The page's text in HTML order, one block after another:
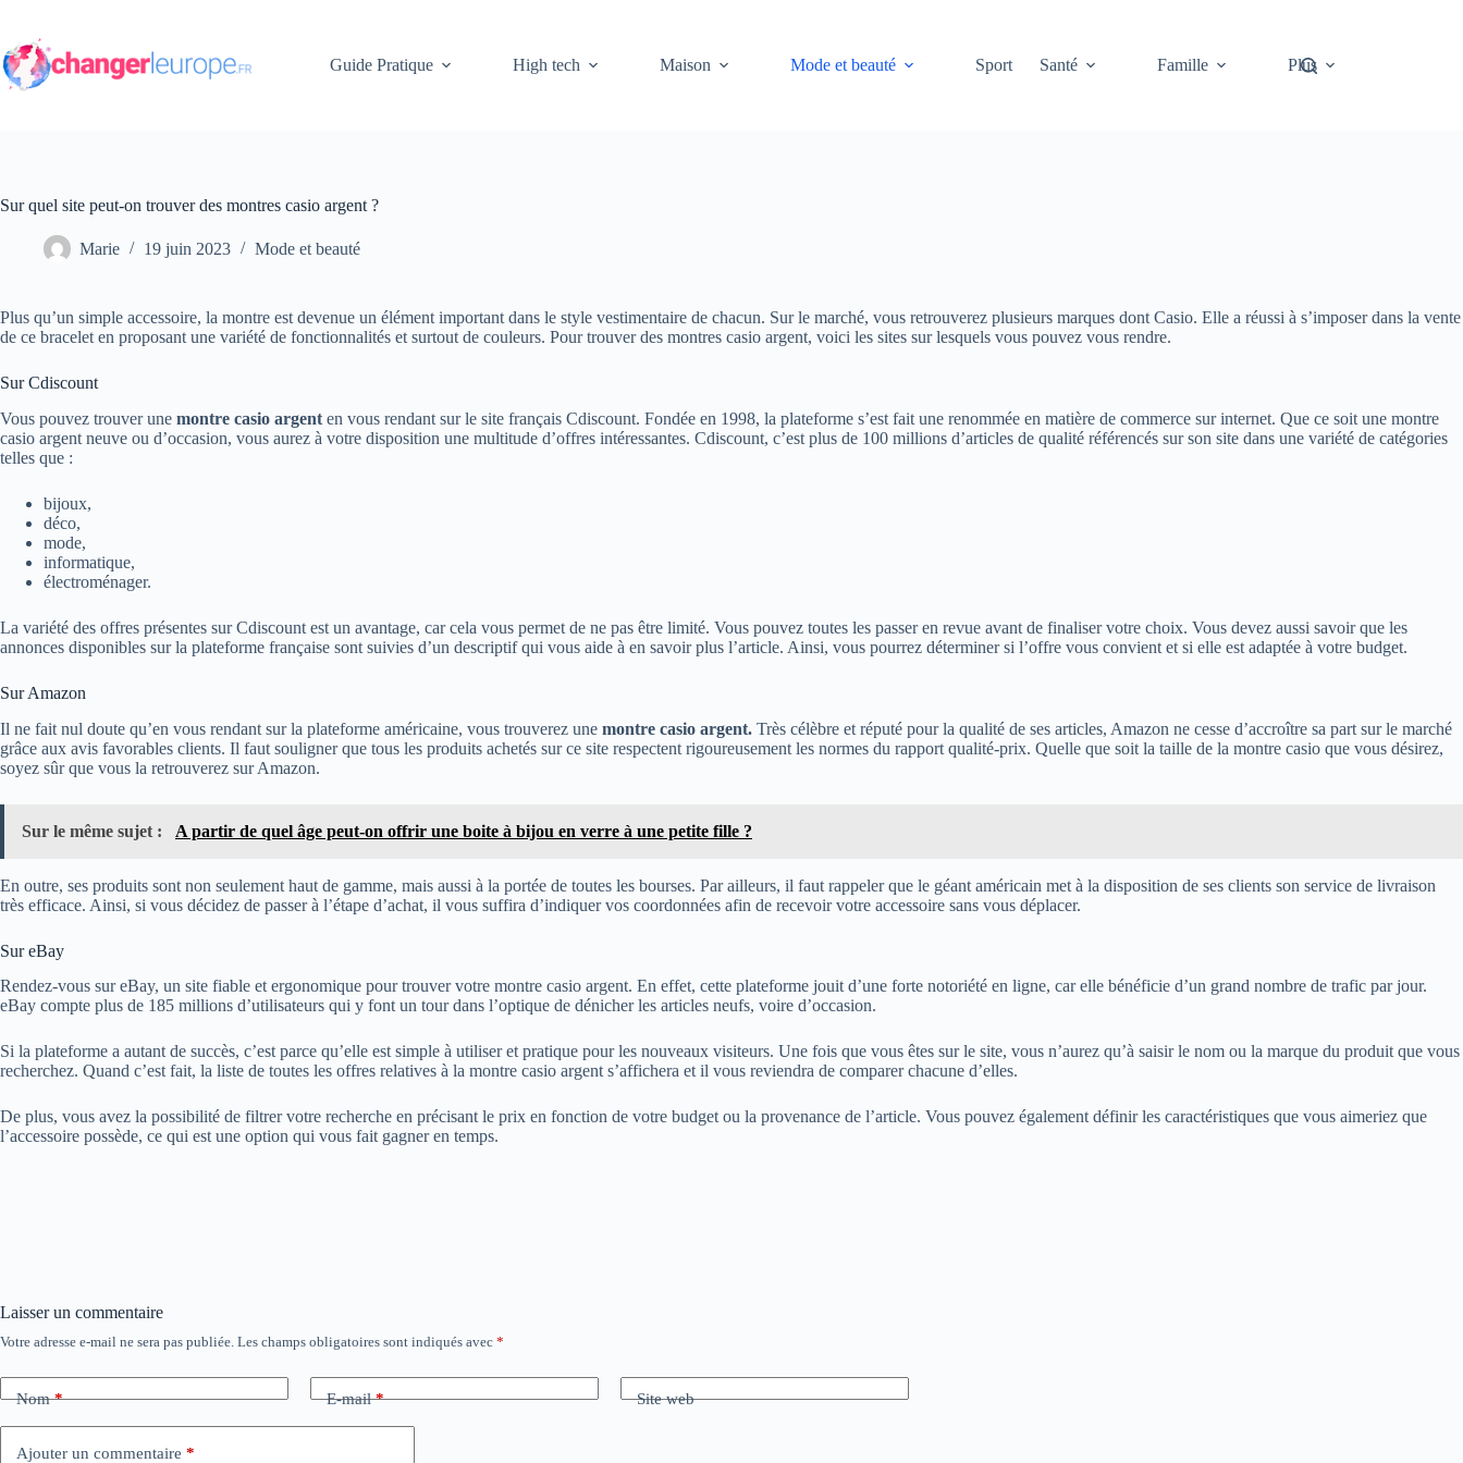
contenu
Guide Pratique
High tech Maison Mode et beauté Sport Santé Famille Plus
Sur quel site peut-on trouver des montres casio argent ?
Marie 19 juin 2023 Mode et beauté
Plus qu’un simple accessoire, la montre est devenue un élément important dans le style vestimentaire de chacun. Sur le marché, vous retrouverez plusieurs marques dont Casio. Elle a réussi à s’imposer dans la vente
de ce bracelet en proposant une variété de fonctionnalités et surtout de couleurs. Pour trouver des montres casio argent, voici les sites sur lesquels vous pouvez vous rendre.
Sur Cdiscount
Vous pouvez trouver une montre casio argent en vous rendant sur le site français Cdiscount. Fondée en 1998, la plateforme s’est fait une renommée en matière de commerce sur internet. Que ce soit une montre
casio argent neuve ou d’occasion, vous aurez à votre disposition une multitude d’offres intéressantes. Cdiscount, c’est plus de 100 millions d’articles de qualité référencés sur son site dans une variété de catégories
telles que :
bijoux,
déco,
mode,
informatique,
électroménager.
La variété des offres présentes sur Cdiscount est un avantage, car cela vous permet de ne pas être limité. Vous pouvez toutes les passer en revue avant de finaliser votre choix. Vous devez aussi savoir que les
annonces disponibles sur la plateforme française sont suivies d’un descriptif qui vous aide à en savoir plus l’article. Ainsi, vous pourrez déterminer si l’offre vous convient et si elle est adaptée à votre budget.
Sur Amazon
Il ne fait nul doute qu’en vous rendant sur la plateforme américaine, vous trouverez une montre casio argent. Très célèbre et réputé pour la qualité de ses articles, Amazon ne cesse d’accroître sa part sur le marché
grâce aux avis favorables clients. Il faut souligner que tous les produits achetés sur ce site respectent rigoureusement les normes du rapport qualité-prix. Quelle que soit la taille de la montre casio que vous désirez,
soyez sûr que vous la retrouverez sur Amazon.
Sur le même sujet : A partir de quel âge peut-on offrir une boite à bijou en verre à une petite fille ?
En outre, ses produits sont non seulement haut de gamme, mais aussi à la portée de toutes les bourses. Par ailleurs, il faut rappeler que le géant américain met à la disposition de ses clients son service de livraison
très efficace. Ainsi, si vous décidez de passer à l’étape d’achat, il vous suffira d’indiquer vos coordonnées afin de recevoir votre accessoire sans vous déplacer.
Sur eBay
Rendez-vous sur eBay, un site fiable et ergonomique pour trouver votre montre casio argent. En effet, cette plateforme jouit d’une forte notoriété en ligne, car elle bénéficie d’un grand nombre de trafic par jour.
eBay compte plus de 185 millions d’utilisateurs qui y font un tour dans l’optique de dénicher les articles neufs, voire d’occasion.
Si la plateforme a autant de succès, c’est parce qu’elle est simple à utiliser et pratique pour les nouveaux visiteurs. Une fois que vous êtes sur le site, vous n’aurez qu’à saisir le nom ou la marque du produit que vous
recherchez. Quand c’est fait, la liste de toutes les offres relatives à la montre casio argent s’affichera et il vous reviendra de comparer chacune d’elles.
De plus, vous avez la possibilité de filtrer votre recherche en précisant le prix en fonction de votre budget ou la provenance de l’article. Vous pouvez également définir les caractéristiques que vous aimeriez que
l’accessoire possède, ce qui est une option qui vous fait gagner en temps.
Laisser un commentaire
Votre adresse e-mail ne sera pas publiée. Les champs obligatoires sont indiqués avec *
Nom* E-mail* Site web
Ajouter un commentaire *